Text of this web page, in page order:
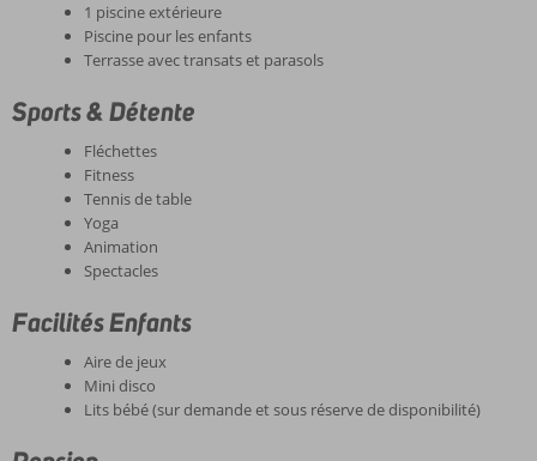
1 piscine extérieure
Piscine pour les enfants
Terrasse avec transats et parasols
Sports & Détente
Fléchettes
Fitness
Tennis de table
Yoga
Animation
Spectacles
Facilités Enfants
Aire de jeux
Mini disco
Lits bébé (sur demande et sous réserve de disponibilité)